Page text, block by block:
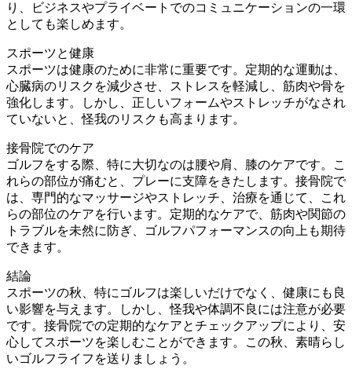
り、ビジネスやプライベートでのコミュニケーションの一環
としても楽しめます。
スポーツと健康
スポーツは健康のために非常に重要です。定期的な運動は、
心臓病のリスクを減少させ、ストレスを軽減し、筋肉や骨を
強化します。しかし、正しいフォームやストレッチがなされ
ていないと、怪我のリスクも高まります。
接骨院でのケア
ゴルフをする際、特に大切なのは腰や肩、膝のケアです。こ
れらの部位が痛むと、プレーに支障をきたします。接骨院で
は、専門的なマッサージやストレッチ、治療を通じて、これ
らの部位のケアを行います。定期的なケアで、筋肉や関節の
トラブルを未然に防ぎ、ゴルフパフォーマンスの向上も期待
できます。
結論
スポーツの秋、特にゴルフは楽しいだけでなく、健康にも良
い影響を与えます。しかし、怪我や体調不良には注意が必要
です。接骨院での定期的なケアとチェックアップにより、安
心してスポーツを楽しむことができます。この秋、素晴らし
いゴルフライフを送りましょう。